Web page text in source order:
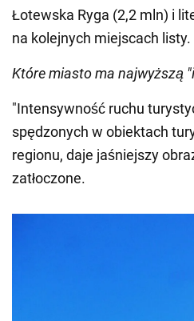
Łotewska Ryga (2,2 mln) i
na kolejnych miejscach listy.
Które miasto ma najwyższą
"Intensywność ruchu
spędzonych w obiektach
regionu, daje jaśniejszy
zatłoczone.